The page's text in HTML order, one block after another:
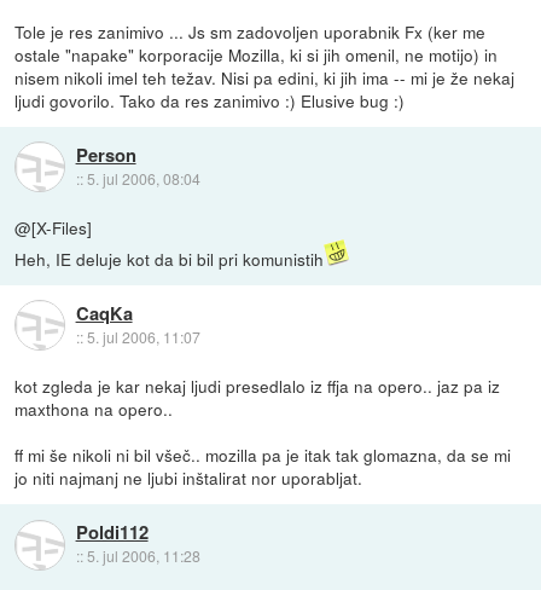
Tole je res zanimivo ... Js sm zadovoljen uporabnik Fx (ker me
ostale "napake" korporacije Mozilla, ki si jih omenil, ne motijo) in
nisem nikoli imel teh težav. Nisi pa edini, ki jih ima -- mi je že nekaj
ljudi govorilo. Tako da res zanimivo :) Elusive bug :)
Person
:: 5. jul 2006, 08:04
@[X-Files]
Heh, IE deluje kot da bi bil pri komunistih
CaqKa
::5. jul 2006, 11:07
kot zgleda je kar nekaj ljudi presedlalo iz ffja na opero.. jaz pa iz
maxthona na opero..
ff mi še nikoli ni bil všeč.. mozilla pa je itak tak glomazna, da se mi
jo niti najmanj ne ljubi inštalirat nor uporabljat.
Poldi112
:: 5. jul 2006, 11:28